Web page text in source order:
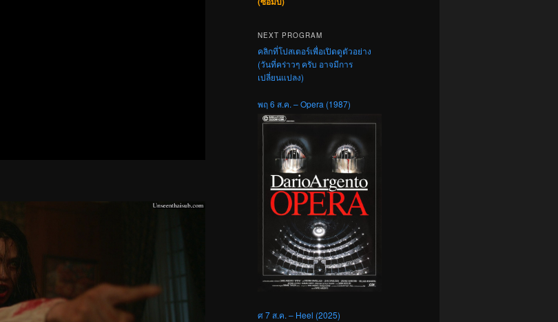
NEXT PROGRAM
คลิกที่โปสเตอร์เพื่อเปิดดูตัวอย่าง
(วันที่คร่าวๆ ครับ อาจมีการ
เปลี่ยนแปลง)
พฤ 6 ส.ค. – Opera (1987)
ศ 7 ส.ค. – Heel (2025)